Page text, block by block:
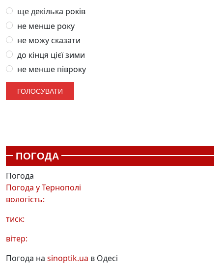
ще декілька років
не менше року
не можу сказати
до кінця цієї зими
не менше півроку
ПОГОДА
Погода
Погода уТернополі
вологість:
тиск:
вітер:
Погода на sinoptik.ua в Одесі